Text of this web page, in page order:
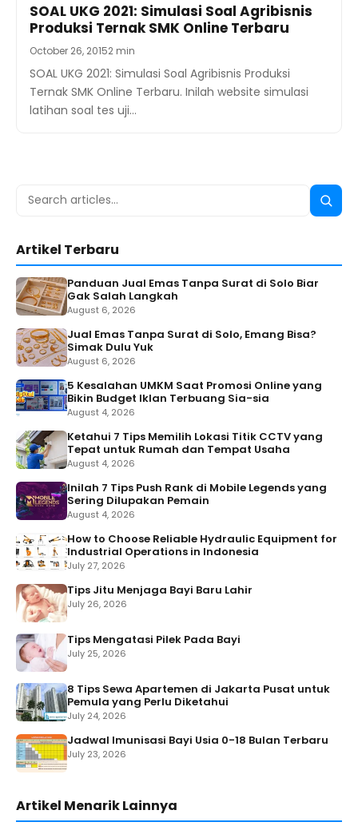
SOAL UKG 2021: Simulasi Soal Agribisnis
Produksi Ternak SMK Online Terbaru
October 26, 20152 min
SOAL UKG 2021: Simulasi Soal Agribisnis Produksi
Ternak SMK Online Terbaru. Inilah website simulasi
latihan soal tes uji…
Search
Search
Artikel Terbaru
Panduan Jual Emas Tanpa Surat di Solo Biar
Gak Salah Langkah
August 6, 2026
Jual Emas Tanpa Surat di Solo, Emang Bisa?
Simak Dulu Yuk
August 6, 2026
5 Kesalahan UMKM Saat Promosi Online yang
Bikin Budget Iklan Terbuang Sia-sia
August 4, 2026
Ketahui 7 Tips Memilih Lokasi Titik CCTV yang
Tepat untuk Rumah dan Tempat Usaha
August 4, 2026
Inilah 7 Tips Push Rank di Mobile Legends yang
Sering Dilupakan Pemain
August 4, 2026
How to Choose Reliable Hydraulic Equipment for
Industrial Operations in Indonesia
July 27, 2026
Tips Jitu Menjaga Bayi Baru Lahir
July 26, 2026
Tips Mengatasi Pilek Pada Bayi
July 25, 2026
8 Tips Sewa Apartemen di Jakarta Pusat untuk
Pemula yang Perlu Diketahui
July 24, 2026
Jadwal Imunisasi Bayi Usia 0-18 Bulan Terbaru
July 23, 2026
Artikel Menarik Lainnya